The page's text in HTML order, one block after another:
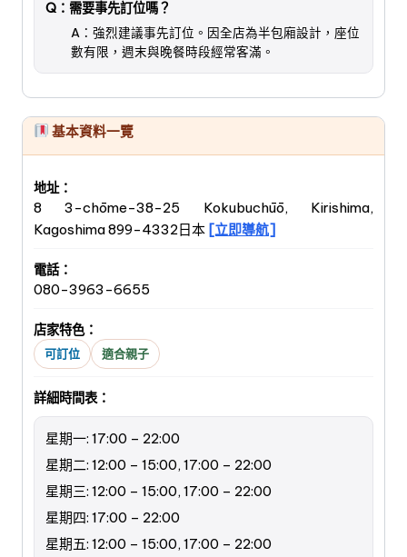
Q：需要事先訂位嗎？
A：強烈建議事先訂位。因全店為半包廂設計，座位
數有限，週末與晚餐時段經常客滿。
基本資料一覽
地址：
8 3-chōme-38-25 Kokubuchūō, Kirishima,
Kagoshima 899-4332日本 [立即導航]
電話：
080-3963-6655
店家特色：
可訂位 適合親子
詳細時間表：
星期一: 17:00 – 22:00
星期二: 12:00 – 15:00, 17:00 – 22:00
星期三: 12:00 – 15:00, 17:00 – 22:00
星期四: 17:00 – 22:00
星期五: 12:00 – 15:00, 17:00 – 22:00